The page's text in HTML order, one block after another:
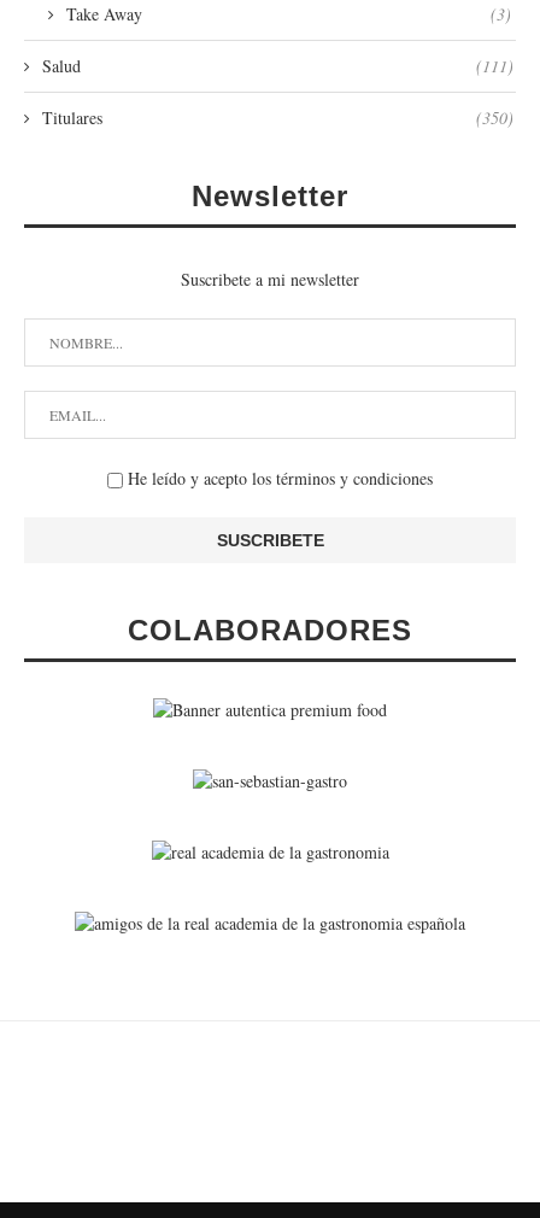
Take Away (3)
Salud (111)
Titulares (350)
Newsletter
Suscribete a mi newsletter
He leído y acepto los términos y condiciones
COLABORADORES